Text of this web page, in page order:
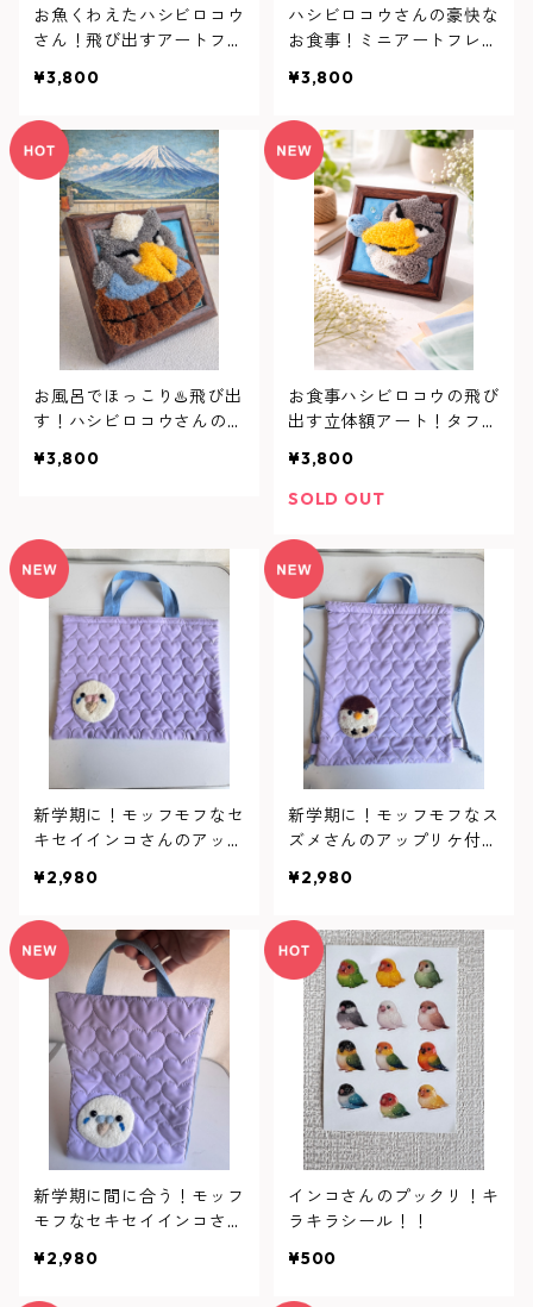
お魚くわえたハシビロコウ
さん！飛び出すアートフレ
¥3,800
ハシビロコウさんの豪快な
お食事！ミニアートフレー
¥3,800
お風呂でほっこり♨️飛び出
す！ハシビロコウさんのミ
¥3,800
お食事ハシビロコウの飛び
出す立体額アート！タフテ
しのインテリア
¥3,800
SOLD OUT
新学期に！モッフモフなセ
キセイインコさんのアップ
¥2,980
新学期に！モッフモフなス
ズメさんのアップリケ付
¥2,980
新学期に間に合う！モッフ
モフなセキセイインコさん
れ
¥2,980
インコさんのプックリ！キ
ラキラシール！！
¥500